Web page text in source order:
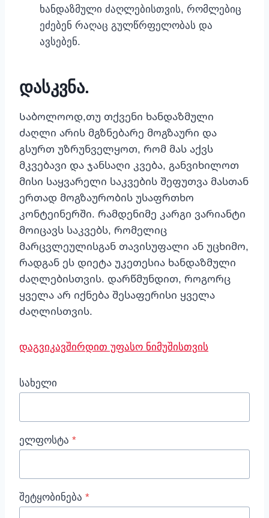
ხანდაზმული ძაღლებისთვის, რომლებიც
ეძებენ რაღაც გულწრფელობას და
ავსებენ.
დასკვნა.
Საბოლოოდ,თუ თქვენი ხანდაზმული
ძაღლი არის მგზნებარე მოგზაური და
გსურთ უზრუნველყოთ, რომ მას აქვს
მკვებავი და ჯანსაღი კვება, განვიხილოთ
მისი საყვარელი საკვების შეფუთვა მასთან
ერთად მოგზაურობის უსაფრთხო
კონტეინერში. რამდენიმე კარგი ვარიანტი
მოიცავს საკვებს, რომელიც
მარცვლეულისგან თავისუფალი ან უცხიმო,
რადგან ეს დიეტა უკეთესია ხანდაზმული
ძაღლებისთვის. დარწმუნდით, როგორც
ყველა არ იქნება შესაფერისი ყველა
ძაღლისთვის.
დაგვიკავშირდით უფასო ნიმუშისთვის
სახელი
ელფოსტა *
შეტყობინება *